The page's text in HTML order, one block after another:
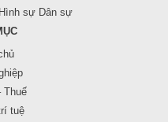
sự Dân sự
Thuế
tuệ